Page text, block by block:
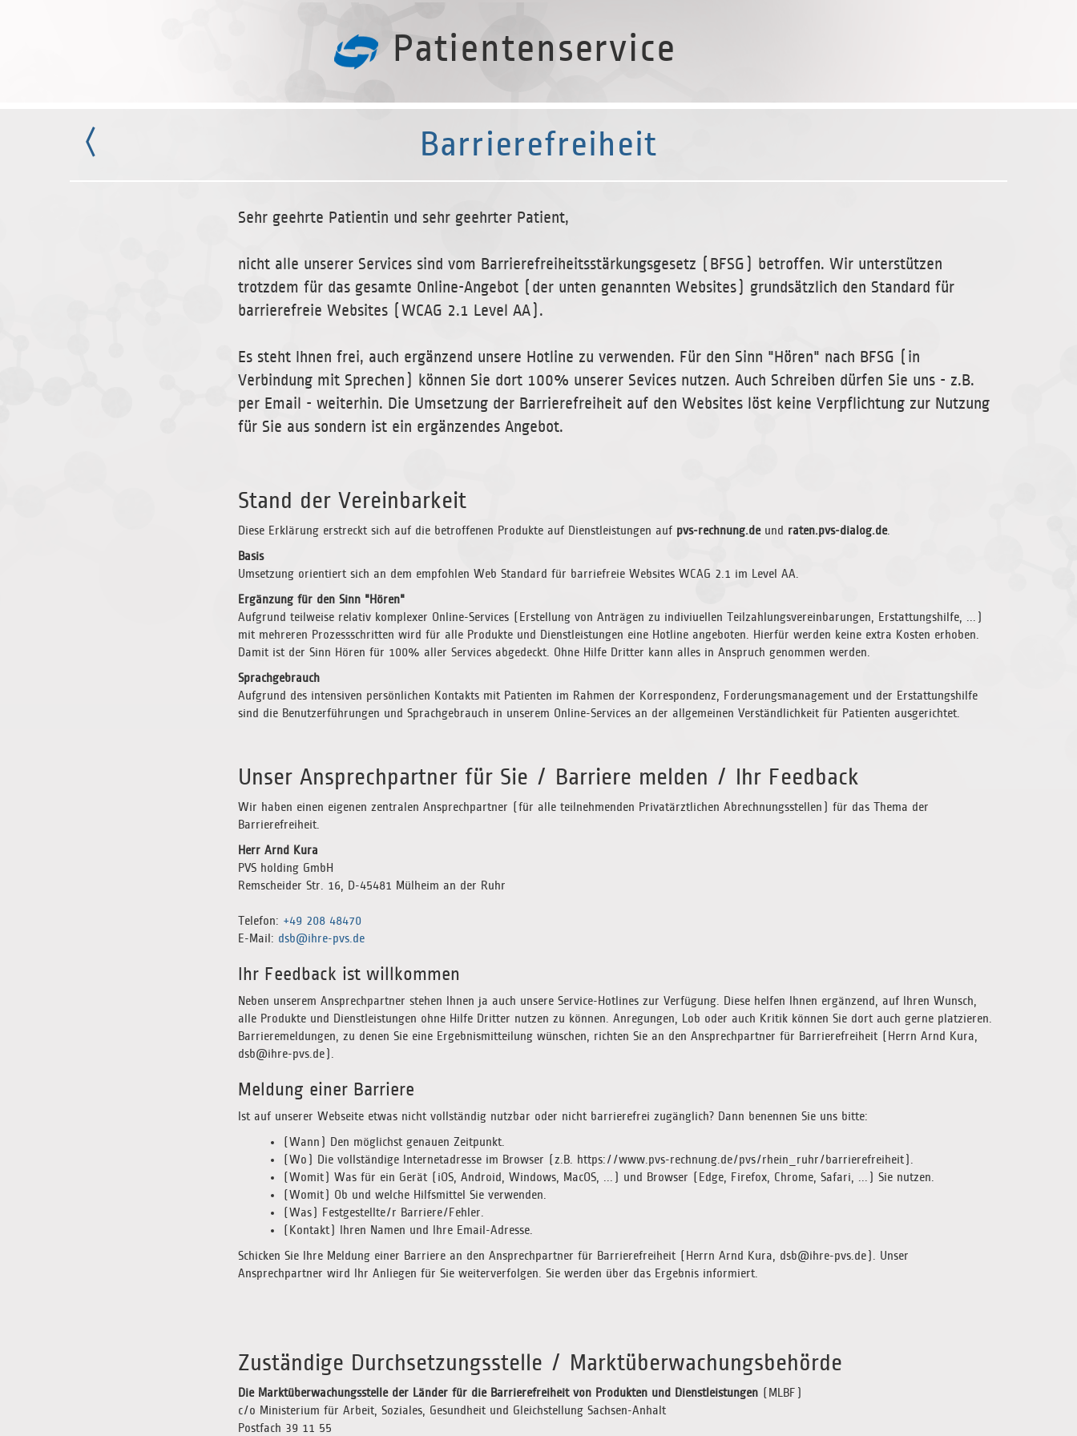
Patientenservice
Barrierefreiheit
Sehr geehrte Patientin und sehr geehrter Patient,
nicht alle unserer Services sind vom Barrierefreiheitsstärkungsgesetz (BFSG) betroffen. Wir unterstützen
trotzdem für das gesamte Online-Angebot (der unten genannten Websites) grundsätzlich den Standard für
barrierefreie Websites (WCAG 2.1 Level AA).
Es steht Ihnen frei, auch ergänzend unsere Hotline zu verwenden. Für den Sinn "Hören" nach BFSG (in
Verbindung mit Sprechen) können Sie dort 100% unserer Sevices nutzen. Auch Schreiben dürfen Sie uns - z.B.
per Email - weiterhin. Die Umsetzung der Barrierefreiheit auf den Websites löst keine Verpflichtung zur Nutzung
für Sie aus sondern ist ein ergänzendes Angebot.
Stand der Vereinbarkeit
Diese Erklärung erstreckt sich auf die betroffenen Produkte auf Dienstleistungen auf pvs-rechnung.deund raten.pvs-dialog.de.
Basis
Umsetzung orientiert sich an dem empfohlen Web Standard für barriefreie Websites WCAG 2.1 im Level AA.
Ergänzung für den Sinn "Hören"
Aufgrund teilweise relativ komplexer Online-Services (Erstellung von Anträgen zu indiviuellen Teilzahlungsvereinbarungen, Erstattungshilfe, ...)
mit mehreren Prozessschritten wird für alle Produkte und Dienstleistungen eine Hotline angeboten. Hierfür werden keine extra Kosten erhoben.
Damit ist der Sinn Hören für 100% aller Services abgedeckt. Ohne Hilfe Dritter kann alles in Anspruch genommen werden.
Sprachgebrauch
Aufgrund des intensiven persönlichen Kontakts mit Patienten im Rahmen der Korrespondenz, Forderungsmanagement und der Erstattungshilfe
sind die Benutzerführungen und Sprachgebrauch in unserem Online-Services an der allgemeinen Verständlichkeit für Patienten ausgerichtet.
Unser Ansprechpartner für Sie / Barriere melden / Ihr Feedback
Wir haben einen eigenen zentralen Ansprechpartner (für alle teilnehmenden Privatärztlichen Abrechnungsstellen) für das Thema der
Barrierefreiheit.
Herr Arnd Kura
PVS holding GmbH
Remscheider Str. 16, D-45481 Mülheim an der Ruhr
Telefon: +49 208 48470
E-Mail: dsb@ihre-pvs.de
Ihr Feedback ist willkommen
Neben unserem Ansprechpartner stehen Ihnen ja auch unsere Service-Hotlines zur Verfügung. Diese helfen Ihnen ergänzend, auf Ihren Wunsch,
alle Produkte und Dienstleistungen ohne Hilfe Dritter nutzen zu können. Anregungen, Lob oder auch Kritik können Sie dort auch gerne platzieren.
Barrieremeldungen, zu denen Sie eine Ergebnismitteilung wünschen, richten Sie an den Ansprechpartner für Barrierefreiheit (Herrn Arnd Kura,
dsb@ihre-pvs.de).
Meldung einer Barriere
Ist auf unserer Webseite etwas nicht vollständig nutzbar oder nicht barrierefrei zugänglich? Dann benennen Sie uns bitte:
(Wann) Den möglichst genauen Zeitpunkt.
(Wo) Die vollständige Internetadresse im Browser (z.B. https://www.pvs-rechnung.de/pvs/rhein_ruhr/barrierefreiheit).
(Womit) Was für ein Gerät (iOS, Android, Windows, MacOS, ...) und Browser (Edge, Firefox, Chrome, Safari, ...) Sie nutzen.
(Womit) Ob und welche Hilfsmittel Sie verwenden.
(Was) Festgestellte/r Barriere/Fehler.
(Kontakt) Ihren Namen und Ihre Email-Adresse.
Schicken Sie Ihre Meldung einer Barriere an den Ansprechpartner für Barrierefreiheit (Herrn Arnd Kura, dsb@ihre-pvs.de). Unser
Ansprechpartner wird Ihr Anliegen für Sie weiterverfolgen. Sie werden über das Ergebnis informiert.
Zuständige Durchsetzungsstelle / Marktüberwachungsbehörde
Die Marktüberwachungsstelle der Länder für die Barrierefreiheit von Produkten und Dienstleistungen (MLBF)
c/o Ministerium für Arbeit, Soziales, Gesundheit und Gleichstellung Sachsen-Anhalt
Postfach 39 11 55